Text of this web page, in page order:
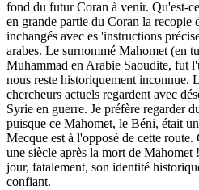
fond du futur Coran à venir. Qu'est-
en grande partie du Coran la recopie
inchangés avec es 'instructions
arabes. Le surnommé Mahomet (en
Muhammad en Arabie Saoudite, fut
nous reste historiquement inconnue.
chercheurs actuels regardent avec
Syrie en guerre. Je préfère regarder
puisque ce Mahomet, le Béni, était
Mecque est à l'opposé de cette
une siècle après la mort de
jour, fatalement, son identité
confiant.